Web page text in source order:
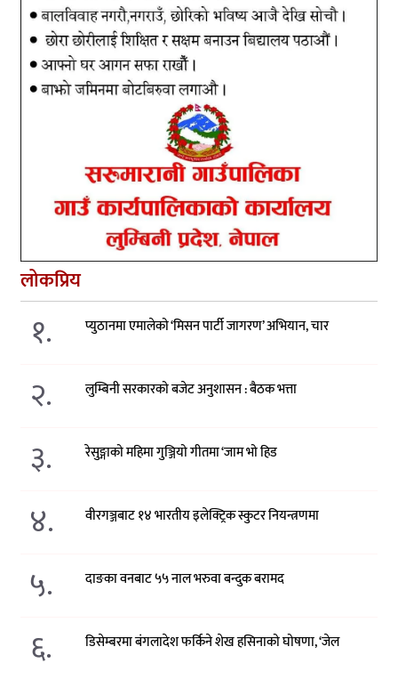
लोकप्रिय
१. प्युठानमा एमालेको ‘मिसन पार्टी जागरण’ अभियान, चार
२. लुम्बिनी सरकारको बजेट अनुशासन : बैठक भत्ता
३. रेसुङ्गाको महिमा गुञ्जियो गीतमा ‘जाम भो हिड
४. वीरगञ्जबाट १४ भारतीय इलेक्ट्रिक स्कुटर नियन्त्रणमा
५. दाङका वनबाट ५५ नाल भरुवा बन्दुक बरामद
६. डिसेम्बरमा बंगलादेश फर्किने शेख हसिनाको घोषणा, ‘जेल